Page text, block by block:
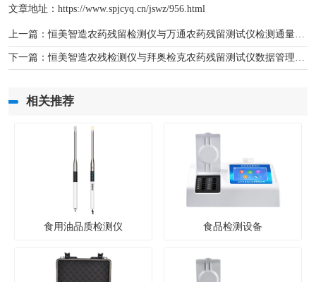
文章地址： https://www.spjcyq.cn/jswz/956.html
上一篇：恒美智造农药残留检测仪与万通农药残留测试仪检测通量与效率对比
下一篇：恒美智造农残检测仪与拜奥检克农药残留测试仪数据管理能力对比
相关推荐
食用油品质检测仪 食品检测设备